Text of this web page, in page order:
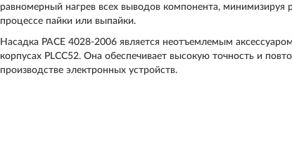
равномерный нагрев всех выводов компонента,
процессе пайки или выпайки.
Насадка PACE 4028-2006 является неотъемлемым
корпусах PLCC52. Она обеспечивает высокую точность и
производстве электронных устройств.